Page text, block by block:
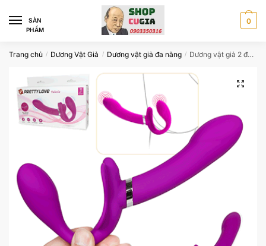
navigation
content
SÀN
PHẨM
0
Trang chủ / Dương Vật Giả / Dương vật giả đa năng / Dương vật giả 2 đầu rung cho Les size nhỏ CL999